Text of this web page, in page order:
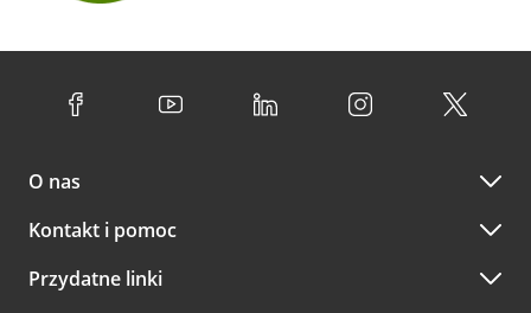
O nas
Kontakt i pomoc
Przydatne linki